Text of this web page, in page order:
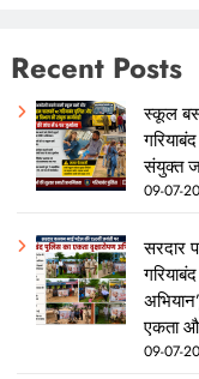
Recent Posts
स्कूल
संयुक्त
09-07-
सरदार
एकता
09-07-